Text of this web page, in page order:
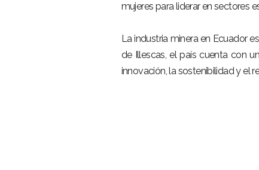
mujeres para liderar en sectores
La industria minera en Ecuador
de Illescas, el país cuenta con
innovación, la sostenibilidad y el